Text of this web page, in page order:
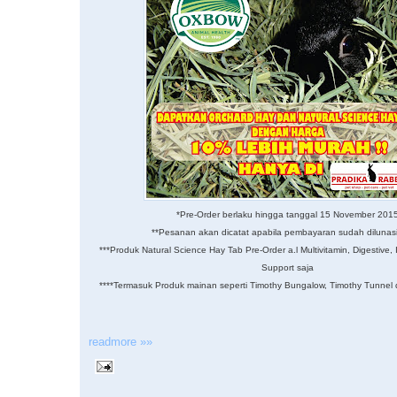
*Pre-Order berlaku hingga tanggal 15 November
**Pesanan akan dicatat apabila pembayaran sudah
***Produk Natural Science Hay Tab Pre-Order a.l Multivitamin,
Support saja
****Termasuk Produk mainan seperti Timothy Bungalow, Timothy
readmore »»